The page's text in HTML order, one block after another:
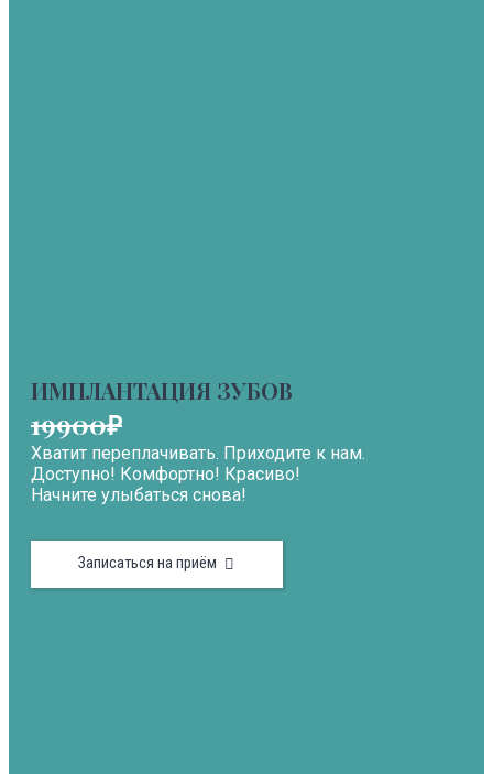
ИМПЛАНТАЦИЯ ЗУБОВ
19900₽
Хватит переплачивать. Приходите к нам.
Доступно! Комфортно! Красиво!
Начните улыбаться снова!
Записаться на приём